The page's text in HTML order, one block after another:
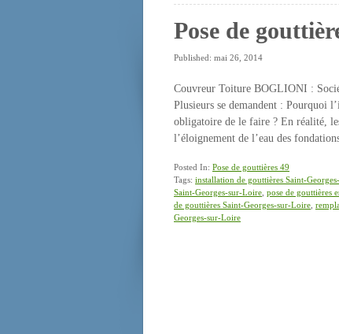
Pose de
Published: mai 26, 2014
Couvreur Toiture BOGLIONI :
Plusieurs se demandent : Pourquoi
obligatoire de le faire ? En réalité,
l’éloignement de l’eau des
Posted In: Pose de gouttières 49
Tags: installation de gouttières Saint-
Saint-Georges-sur-Loire pose de gouttières
de gouttières Saint-Georges-sur-Loire
Georges-sur-Loire